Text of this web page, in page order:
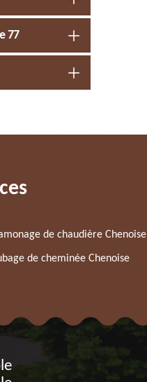
77
de chaudière Chenoise
de cheminée Chenoise